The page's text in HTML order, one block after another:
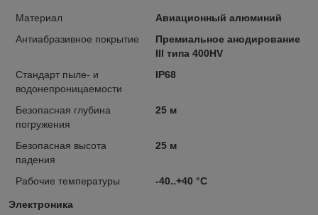
Материал
Авиационный алюминий
Антиабразивное покрытие
Премиальное анодирование
III типа 400HV
Стандарт пыле- и
водонепроницаемости
IP68
Безопасная глубина
погружения
25 м
Безопасная высота
падения
25 м
Рабочие температуры -40..+40 °C
Электроника